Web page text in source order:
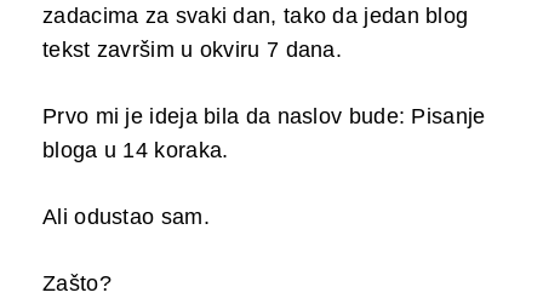
zadacima za svaki dan, tako da jedan blog
tekst završim u okviru 7 dana.
Prvo mi je ideja bila da naslov bude: Pisanje
bloga u 14 koraka.
Ali odustao sam.
Zašto?